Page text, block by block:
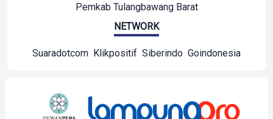
Pemkab Tulangbawang Barat
NETWORK
Suaradotcom Klikpositif Siberindo Goindonesia